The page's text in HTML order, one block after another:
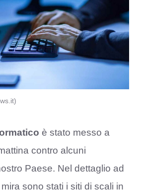
è stato messo a
contro alcuni
Paese. Nel dettaglio ad
sono stati i siti di scali in